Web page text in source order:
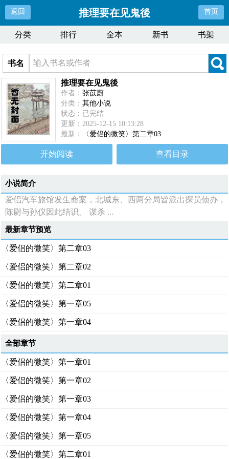
返回 推理要在见鬼後 首页
分类 排行 全本 新书 书架
书名
推理要在见鬼後
作者：张苡蔚
分类：其他小说
状态：已完结
更新：2025-12-15 10:13:28
最新：
〈爱侣的微笑〉第二章03
开始阅读 查看目录
小说简介
爱侣汽车旅馆发生命案，北城东、西两分局皆派出探员侦办，
陈尉与孙仪因此结识。 谋杀 ...
最新章节预览
〈爱侣的微笑〉第二章03
〈爱侣的微笑〉第二章02
〈爱侣的微笑〉第二章01
〈爱侣的微笑〉第一章05
〈爱侣的微笑〉第一章04
全部章节
〈爱侣的微笑〉第一章01
〈爱侣的微笑〉第一章02
〈爱侣的微笑〉第一章03
〈爱侣的微笑〉第一章04
〈爱侣的微笑〉第一章05
〈爱侣的微笑〉第二章01